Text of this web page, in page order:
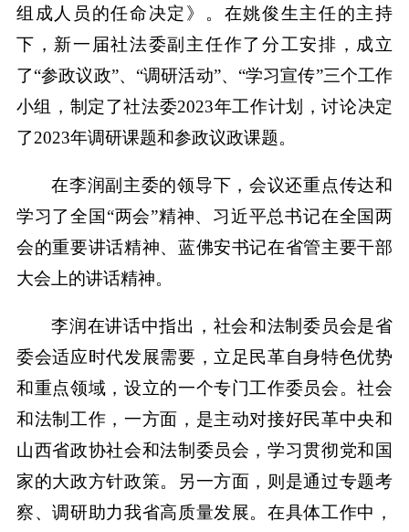
组成人员的任命决定》。在姚俊生主任的主持
下，新一届社法委副主任作了分工安排，成立
了“参政议政”、“调研活动”、“学习宣传”三个工作
小组，制定了社法委2023年工作计划，讨论决定
了2023年调研课题和参政议政课题。
在李润副主委的领导下，会议还重点传达和
学习了全国“两会”精神、习近平总书记在全国两
会的重要讲话精神、蓝佛安书记在省管主要干部
大会上的讲话精神。
李润在讲话中指出，社会和法制委员会是省
委会适应时代发展需要，立足民革自身特色优势
和重点领域，设立的一个专门工作委员会。社会
和法制工作，一方面，是主动对接好民革中央和
山西省政协社会和法制委员会，学习贯彻党和国
家的大政方针政策。另一方面，则是通过专题考
察、调研助力我省高质量发展。在具体工作中，